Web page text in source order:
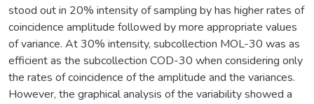
stood out in 20% intensity of sampling by has higher rates of
coincidence amplitude followed by more appropriate values
of variance. At 30% intensity, subcollection MOL-30 was as
efficient as the subcollection COD-30 when considering only
the rates of coincidence of the amplitude and the variances.
However, the graphical analysis of the variability showed a